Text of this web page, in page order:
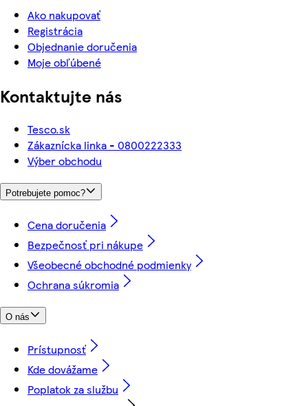
Ako nakupovať
Registrácia
Objednanie doručenia
Moje obľúbené
Kontaktujte nás
Tesco.sk
Zákaznícka linka - 0800222333
Výber obchodu
Potrebujete pomoc?
Cena doručenia
Bezpečnosť pri nákupe
Všeobecné obchodné podmienky
Ochrana súkromia
O nás
Prístupnosť
Kde dovážame
Poplatok za službu